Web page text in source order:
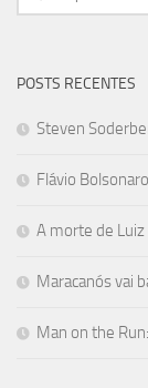
por:
POSTS RECENTES
Steven
Flávio
A morte de Luiz
Maracanós vai
Man on the